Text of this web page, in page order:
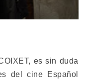
es sin duda
del cine Español